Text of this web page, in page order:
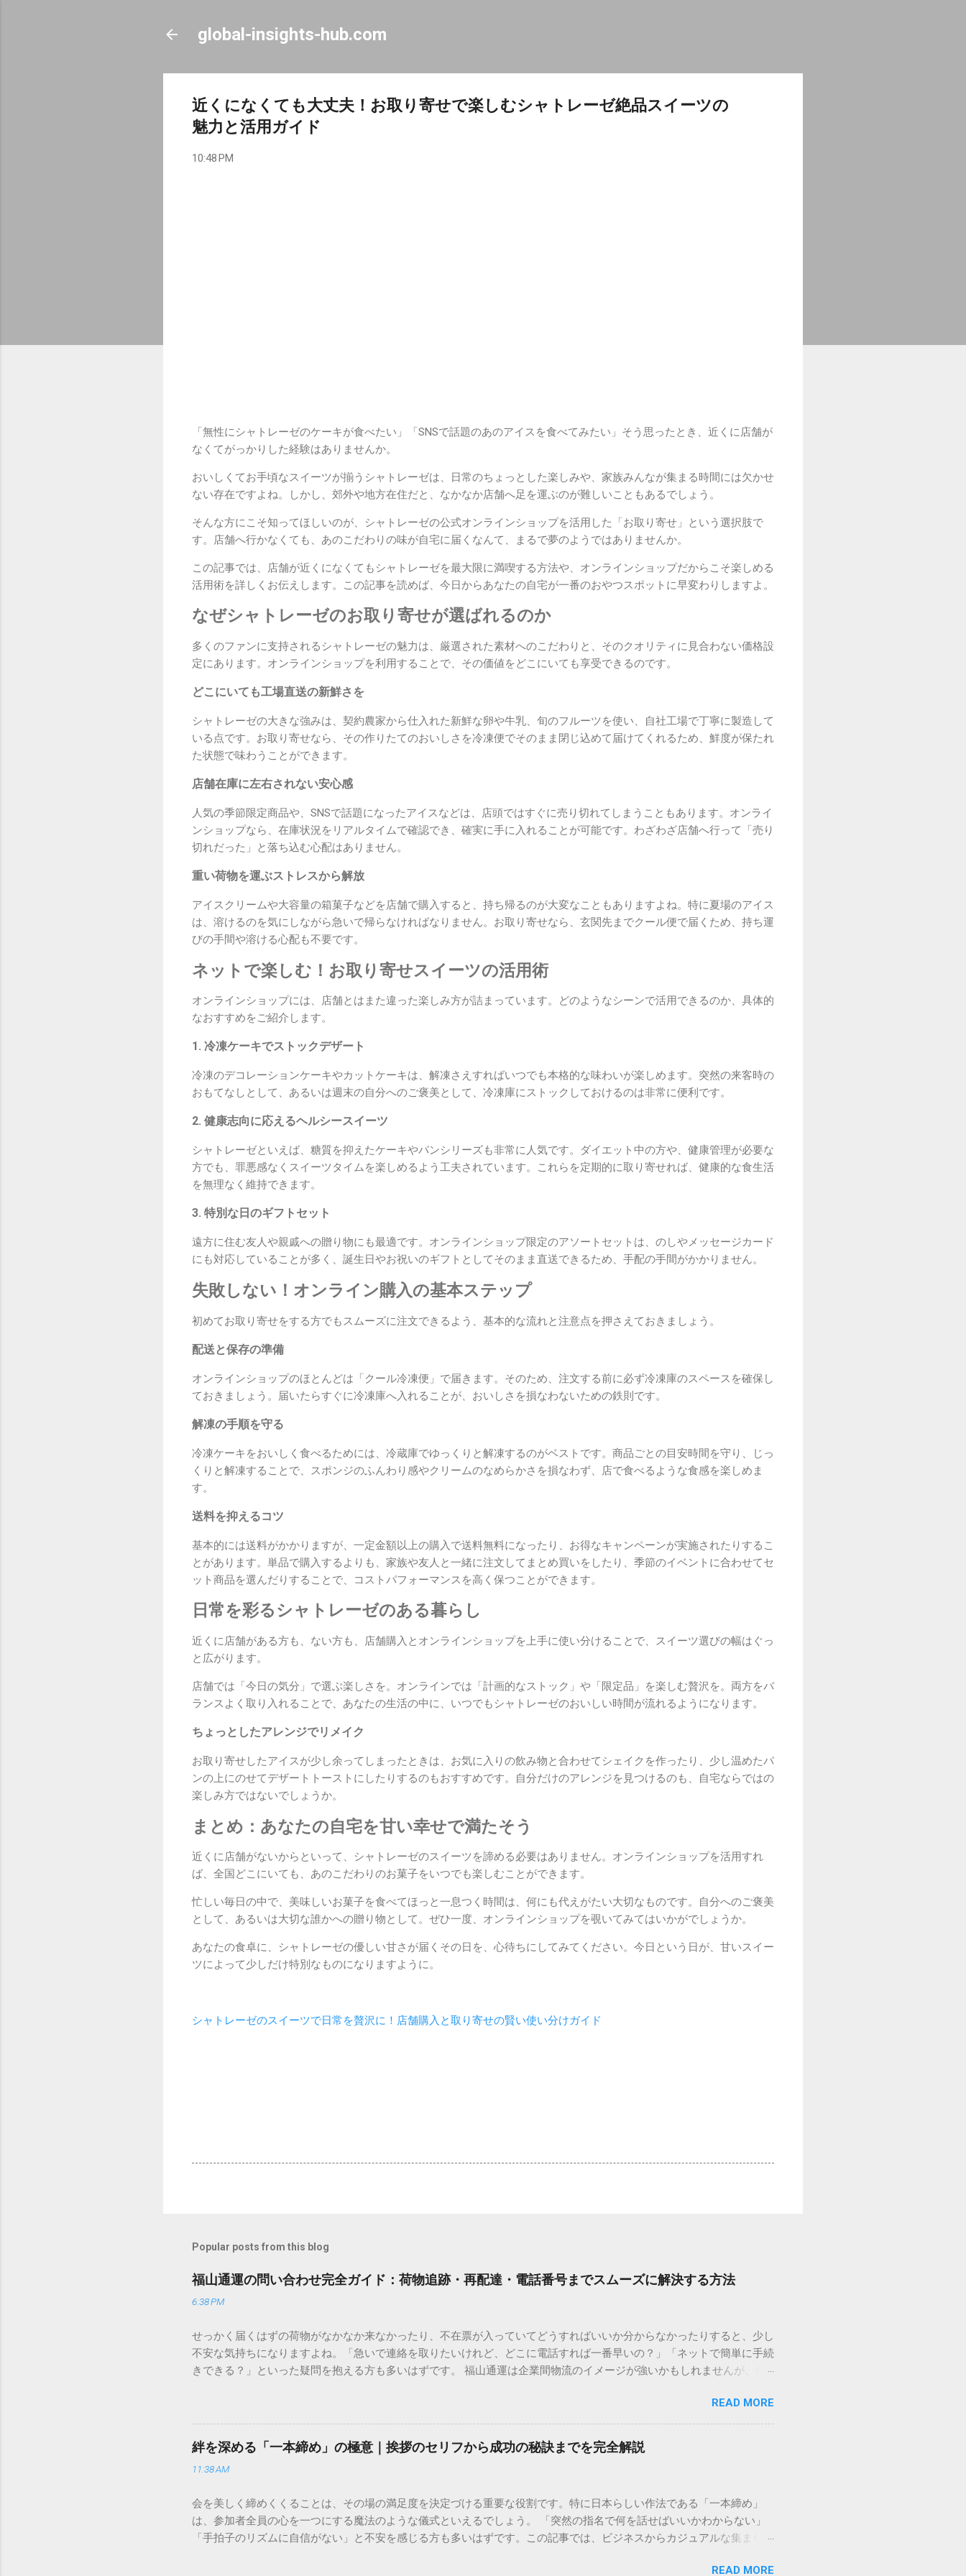
global-insights-hub.com
近くになくても大丈夫！お取り寄せで楽しむシャトレーゼ絶品スイーツの
魅力と活用ガイド
10:48 PM
「無性にシャトレーゼのケーキが食べたい」「SNSで話題のあのアイスを食べてみたい」そう思ったとき、近くに店舗が
なくてがっかりした経験はありませんか。
おいしくてお手頃なスイーツが揃うシャトレーゼは、日常のちょっとした楽しみや、家族みんなが集まる時間には欠かせ
ない存在ですよね。しかし、郊外や地方在住だと、なかなか店舗へ足を運ぶのが難しいこともあるでしょう。
そんな方にこそ知ってほしいのが、シャトレーゼの公式オンラインショップを活用した「お取り寄せ」という選択肢で
す。店舗へ行かなくても、あのこだわりの味が自宅に届くなんて、まるで夢のようではありませんか。
この記事では、店舗が近くになくてもシャトレーゼを最大限に満喫する方法や、オンラインショップだからこそ楽しめる
活用術を詳しくお伝えします。この記事を読めば、今日からあなたの自宅が一番のおやつスポットに早変わりしますよ。
なぜシャトレーゼのお取り寄せが選ばれるのか
多くのファンに支持されるシャトレーゼの魅力は、厳選された素材へのこだわりと、そのクオリティに見合わない価格設
定にあります。オンラインショップを利用することで、その価値をどこにいても享受できるのです。
どこにいても工場直送の新鮮さを
シャトレーゼの大きな強みは、契約農家から仕入れた新鮮な卵や牛乳、旬のフルーツを使い、自社工場で丁寧に製造して
いる点です。お取り寄せなら、その作りたてのおいしさを冷凍便でそのまま閉じ込めて届けてくれるため、鮮度が保たれ
た状態で味わうことができます。
店舗在庫に左右されない安心感
人気の季節限定商品や、SNSで話題になったアイスなどは、店頭ではすぐに売り切れてしまうこともあります。オンライ
ンショップなら、在庫状況をリアルタイムで確認でき、確実に手に入れることが可能です。わざわざ店舗へ行って「売り
切れだった」と落ち込む心配はありません。
重い荷物を運ぶストレスから解放
アイスクリームや大容量の箱菓子などを店舗で購入すると、持ち帰るのが大変なこともありますよね。特に夏場のアイス
は、溶けるのを気にしながら急いで帰らなければなりません。お取り寄せなら、玄関先までクール便で届くため、持ち運
びの手間や溶ける心配も不要です。
ネットで楽しむ！お取り寄せスイーツの活用術
オンラインショップには、店舗とはまた違った楽しみ方が詰まっています。どのようなシーンで活用できるのか、具体的
なおすすめをご紹介します。
1. 冷凍ケーキでストックデザート
冷凍のデコレーションケーキやカットケーキは、解凍さえすればいつでも本格的な味わいが楽しめます。突然の来客時の
おもてなしとして、あるいは週末の自分へのご褒美として、冷凍庫にストックしておけるのは非常に便利です。
2. 健康志向に応えるヘルシースイーツ
シャトレーゼといえば、糖質を抑えたケーキやパンシリーズも非常に人気です。ダイエット中の方や、健康管理が必要な
方でも、罪悪感なくスイーツタイムを楽しめるよう工夫されています。これらを定期的に取り寄せれば、健康的な食生活
を無理なく維持できます。
3. 特別な日のギフトセット
遠方に住む友人や親戚への贈り物にも最適です。オンラインショップ限定のアソートセットは、のしやメッセージカード
にも対応していることが多く、誕生日やお祝いのギフトとしてそのまま直送できるため、手配の手間がかかりません。
失敗しない！オンライン購入の基本ステップ
初めてお取り寄せをする方でもスムーズに注文できるよう、基本的な流れと注意点を押さえておきましょう。
配送と保存の準備
オンラインショップのほとんどは「クール冷凍便」で届きます。そのため、注文する前に必ず冷凍庫のスペースを確保し
ておきましょう。届いたらすぐに冷凍庫へ入れることが、おいしさを損なわないための鉄則です。
解凍の手順を守る
冷凍ケーキをおいしく食べるためには、冷蔵庫でゆっくりと解凍するのがベストです。商品ごとの目安時間を守り、じっ
くりと解凍することで、スポンジのふんわり感やクリームのなめらかさを損なわず、店で食べるような食感を楽しめま
す。
送料を抑えるコツ
基本的には送料がかかりますが、一定金額以上の購入で送料無料になったり、お得なキャンペーンが実施されたりするこ
とがあります。単品で購入するよりも、家族や友人と一緒に注文してまとめ買いをしたり、季節のイベントに合わせてセ
ット商品を選んだりすることで、コストパフォーマンスを高く保つことができます。
日常を彩るシャトレーゼのある暮らし
近くに店舗がある方も、ない方も、店舗購入とオンラインショップを上手に使い分けることで、スイーツ選びの幅はぐっ
と広がります。
店舗では「今日の気分」で選ぶ楽しさを。オンラインでは「計画的なストック」や「限定品」を楽しむ贅沢を。両方をバ
ランスよく取り入れることで、あなたの生活の中に、いつでもシャトレーゼのおいしい時間が流れるようになります。
ちょっとしたアレンジでリメイク
お取り寄せしたアイスが少し余ってしまったときは、お気に入りの飲み物と合わせてシェイクを作ったり、少し温めたパ
ンの上にのせてデザートトーストにしたりするのもおすすめです。自分だけのアレンジを見つけるのも、自宅ならではの
楽しみ方ではないでしょうか。
まとめ：あなたの自宅を甘い幸せで満たそう
近くに店舗がないからといって、シャトレーゼのスイーツを諦める必要はありません。オンラインショップを活用すれ
ば、全国どこにいても、あのこだわりのお菓子をいつでも楽しむことができます。
忙しい毎日の中で、美味しいお菓子を食べてほっと一息つく時間は、何にも代えがたい大切なものです。自分へのご褒美
として、あるいは大切な誰かへの贈り物として。ぜひ一度、オンラインショップを覗いてみてはいかがでしょうか。
あなたの食卓に、シャトレーゼの優しい甘さが届くその日を、心待ちにしてみてください。今日という日が、甘いスイー
ツによって少しだけ特別なものになりますように。
シャトレーゼのスイーツで日常を贅沢に！店舗購入と取り寄せの賢い使い分けガイド
Popular posts from this blog
福山通運の問い合わせ完全ガイド：荷物追跡・再配達・電話番号までスムーズに解決する方法
6:38 PM
せっかく届くはずの荷物がなかなか来なかったり、不在票が入っていてどうすればいいか分からなかったりすると、少し
不安な気持ちになりますよね。「急いで連絡を取りたいけれど、どこに電話すれば一番早いの？」「ネットで簡単に手続
きできる？」といった疑問を抱える方も多いはずです。 福山通運は企業間物流のイメージが強いかもしれませんが、個
は、荷物の追跡確認から営業所への電話連絡、再配達の依頼手順まで、初めての方でも迷わずに解決できる方法を詳しく
解説します。 福山通運のサービスの特徴と強み 福山通運は日本全国に広範なネットワークを持つ大手運送会社です。特
に重量物や大型の荷物、そして企業間の輸送において圧倒的な実績を誇ります。 個人で利用する場合、他の宅配業者と
少し異なる点として「営業所ごとの対応が非常にきめ細かい」という特徴があります。地域に密着した各拠点が配送をコ
ントロールしているため、現場の状況に合わせた柔軟な相談がしやすいのがメリットです。まずは、今抱えている悩みが
わせの電話をかける前に、まずは「お荷物配達状況照会」を確認するのが最も効率的です。現在の荷物がいったいどこに
あるのか、いつ届く予定なのかは、お手元の番号一つで判明します。 伝票番号（お問い合わせ番号）を準備する : 送り状
（伝票）の控えに記載されている、数字の並びを確認してください。これが荷物の識別番号になります。 確認できる内
READ MORE
絆を深める「一本締め」の極意｜挨拶のセリフから成功の秘訣までを完全解説
11:38 AM
会を美しく締めくくることは、その場の満足度を決定づける重要な役割です。特に日本らしい作法である「一本締め」
は、参加者全員の心を一つにする魔法のような儀式といえるでしょう。 「突然の指名で何を話せばいいかわからない」
「手拍子のリズムに自信がない」と不安を感じる方も多いはずです。この記事では、ビジネスからカジュアルな集まりま
解説します。 一本締めとは？その本質と効果 一本締めは、単に手を叩いて終わらせる作業ではありません。その時間、
READ MORE